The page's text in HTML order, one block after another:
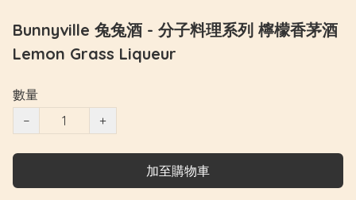
Bunnyville 兔兔酒 - 分子料理系列 檸檬香茅酒
Lemon Grass Liqueur
數量
−
+
加至購物車